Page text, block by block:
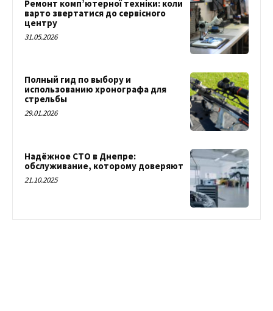
Ремонт комп’ютерної техніки: коли
варто звертатися до сервісного
центру
31.05.2026
Полный гид по выбору и
использованию хронографа для
стрельбы
29.01.2026
Надёжное СТО в Днепре:
обслуживание, которому доверяют
21.10.2025